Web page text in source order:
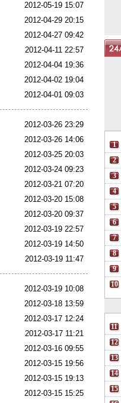
2012-05-19 15:07
2012-04-29 20:15
2012-04-27 09:42
2012-04-11 22:57
2012-04-04 19:36
2012-04-02 19:04
2012-04-01 09:03
2012-03-26 23:29
2012-03-26 14:06
2012-03-25 20:03
2012-03-24 09:23
2012-03-21 07:20
2012-03-20 15:08
2012-03-20 09:37
2012-03-19 22:57
2012-03-19 14:50
2012-03-19 11:47
2012-03-19 10:08
2012-03-18 13:59
2012-03-17 12:24
2012-03-17 11:21
2012-03-16 09:55
2012-03-15 19:56
2012-03-15 19:13
2012-03-15 15:25